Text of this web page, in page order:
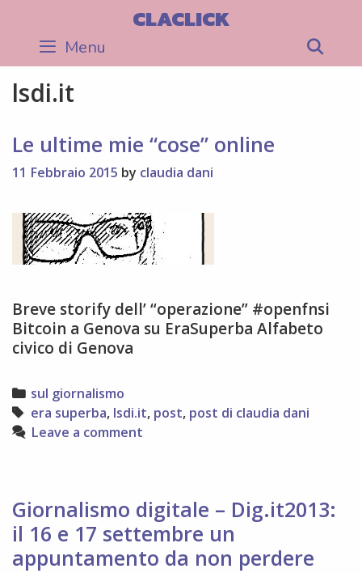
content
CLACLICK
Menu
lsdi.it
Le ultime mie “cose” online
11 Febbraio 2015 by claudia dani
Breve storify dell’ “operazione” #openfnsi
Bitcoin a Genova su EraSuperba Alfabeto
civico di Genova
Categories
sul giornalismo
Tags
era superba, lsdi.it, post, post di claudia dani
Leave a comment
Giornalismo digitale – Dig.it2013:
il 16 e 17 settembre un
appuntamento da non perdere